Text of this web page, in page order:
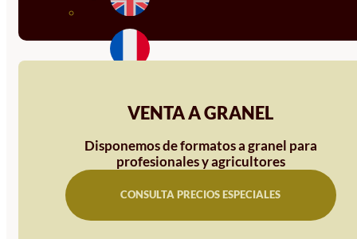
VENTA A GRANEL
Disponemos de formatos a granel para
profesionales y agricultores
CONSULTA PRECIOS ESPECIALES